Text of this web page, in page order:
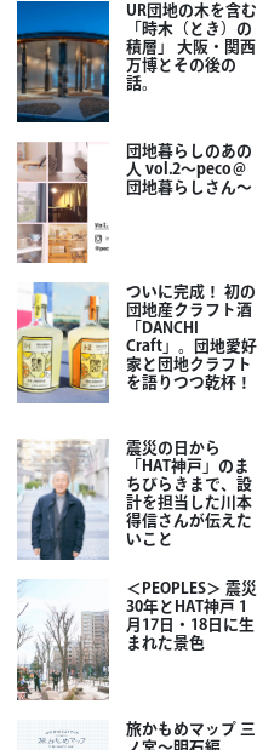
UR団地の木を含む
「時木（とき）の
積層」 大阪・関西
万博とその後の
話。
団地暮らしのあの
人 vol.2～peco＠
団地暮らしさん～
ついに完成！ 初の
団地産クラフト酒
「DANCHI
Craft」。団地愛好
家と団地クラフト
を語りつつ乾杯！
震災の日から
「HAT神戸」のま
ちびらきまで、設
計を担当した川本
得信さんが伝えた
いこと
＜PEOPLES＞ 震災
30年とHAT神戸 1
月17日・18日に生
まれた景色
旅かもめマップ 三
ノ宮〜明石編